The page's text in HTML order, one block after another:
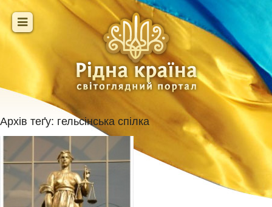
Архів теґу: гельсінська спілка